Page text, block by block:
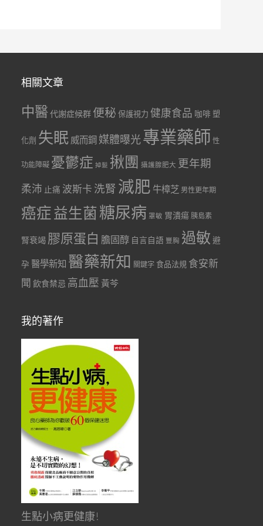
相關文章
中醫代謝症候群 便秘 保護視力 健康食品 咖啡 塑
化劑 失眠 威而鋼 媒體曝光專業藥師 性
功能障礙 憂鬱症 掉髮 揪團 攝護腺肥大 更年期
柔沛 止痛 波斯卡 洗腎 減肥 牛樟芝 男性更年期
癌症益生菌 糖尿病 罩敏 胃潰瘍 胰島素
腎衰竭 膠原蛋白 膽固醇 自言自語 豐胸 過敏 避
孕 醫學新知 醫藥新知 關鍵字 食品法規 食安新
聞 飲食禁忌 高血壓 黃芩
我的著作
生點小病更健康!